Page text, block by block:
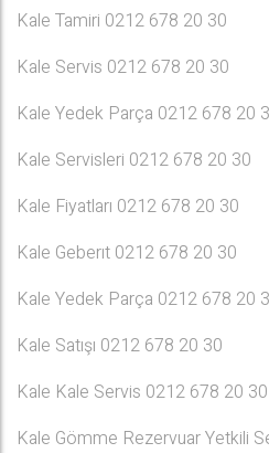
Kale Tamiri 0212 678 20 30
Kale Servis 0212 678 20 30
Kale Yedek Parça 0212 678 20
Kale Servisleri 0212 678 20 30
Kale Fiyatları 0212 678 20 30
Kale Geberıt 0212 678 20 30
Kale Yedek Parça 0212 678 20
Kale Satışı 0212 678 20 30
Kale Kale Servis 0212 678 20 30
Kale Gömme Rezervuar Yetkili